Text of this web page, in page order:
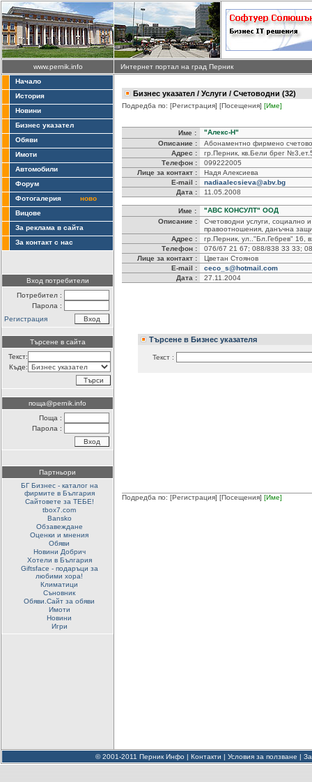
www.pernik.info
Интернет портал на град Перник
Начало
История
Новини
Бизнес указател
Обяви
Имоти
Автомобили
Форум
Фотогалерия
ново
Вицове
За реклама в сайта
За контакт с нас
Вход потребители
Потребител :
Парола :
Регистрация
Търсене в сайта
Текст:
Къде:
поща@pernik.info
Поща :
Парола :
Партньори
БГ Бизнес - каталог на
фирмите в България
Сайтовете за ТЕБЕ!
tbox7.com
Bansko
Обзавеждане
Оценки и мнения
Обяви
Новини Добрич
Хотели в България
Giftsface - подаръци за
любими хора!
Климатици
Съновник
Обяви.Сайт за обяви
Имоти
Новини
Игри
Бизнес указател / Услуги / Счетоводни (32)
Подредба по: [Регистрация] [Посещения] [Име]
Име :
"Алекс-Н"
Описание :
Абонаментно фирмено
Адрес :
гр.Перник, кв.Бели брег
Телефон :
099222005
Лице за контакт :
Надя Алексиева
E-mail :
nadiaalecsieva@abv.bg
Дата :
11.05.2008
Име :
"АВС КОНСУЛТ" ООД
Описание :
Счетоводни услуги, социално
правоотношения, данъчна
Адрес :
гр.Перник, ул.."Бл.Гебрев" 16,
Телефон :
076/67 21 67; 088/838 33 33;
Лице за контакт :
Цветан Стоянов
E-mail :
ceco_s@hotmail.com
Дата :
27.11.2004
Търсене в Бизнес указателя
Текст :
Подредба по: [Регистрация] [Посещения] [Име]
© 2001-2011 Перник Инфо | Контакти | Условия за ползване |